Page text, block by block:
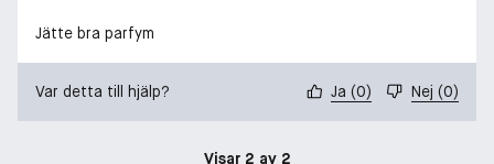
Jätte bra parfym
Var detta till hjälp? Ja (0) Nej (0)
Visar 2 av 2